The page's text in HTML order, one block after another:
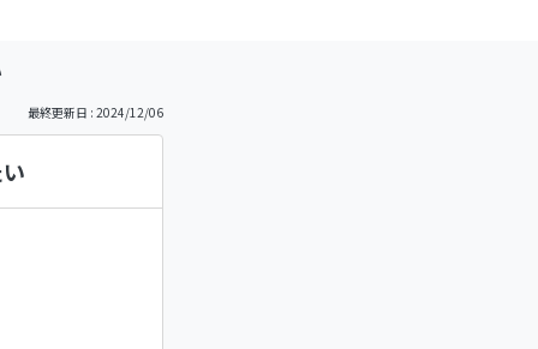
最終更新日 : 2024/12/06